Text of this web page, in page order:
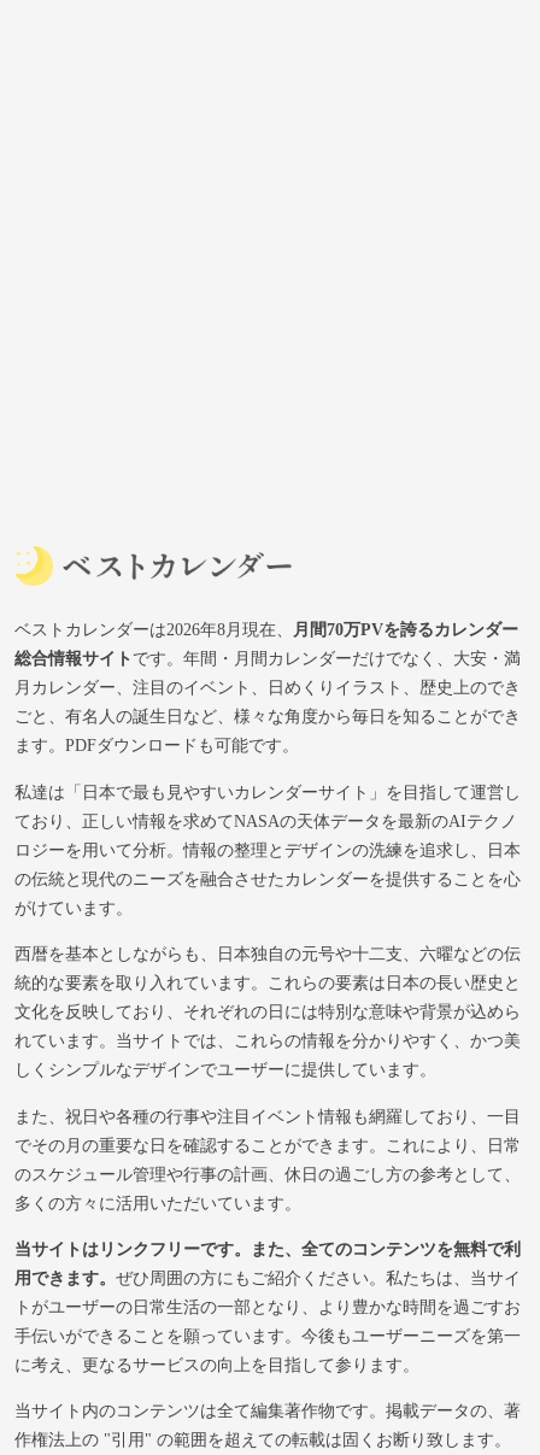
ベストカレンダーは2026年8月現在、
月間70万PVを誇るカレンダー
総合情報サイトです。年間・月間カレンダーだけでなく、大安・満
月カレンダー、注目のイベント、日めくりイラスト、歴史上のでき
ごと、有名人の誕生日など、様々な角度から毎日を知ることができ
ます。PDFダウンロードも可能です。
私達は「日本で最も見やすいカレンダーサイト」を目指して運営し
ており、正しい情報を求めてNASAの天体データを最新のAIテクノ
ロジーを用いて分析。情報の整理とデザインの洗練を追求し、日本
の伝統と現代のニーズを融合させたカレンダーを提供することを心
がけています。
西暦を基本としながらも、日本独自の元号や十二支、六曜などの伝
統的な要素を取り入れています。これらの要素は日本の長い歴史と
文化を反映しており、それぞれの日には特別な意味や背景が込めら
れています。当サイトでは、これらの情報を分かりやすく、かつ美
しくシンプルなデザインでユーザーに提供しています。
また、祝日や各種の行事や注目イベント情報も網羅しており、一目
でその月の重要な日を確認することができます。これにより、日常
のスケジュール管理や行事の計画、休日の過ごし方の参考として、
多くの方々に活用いただいています。
当サイトはリンクフリーです。また、全てのコンテンツを無料で利
用できます。 ぜひ周囲の方にもご紹介ください。私たちは、当サイ
トがユーザーの日常生活の一部となり、より豊かな時間を過ごすお
手伝いができることを願っています。今後もユーザーニーズを第一
に考え、更なるサービスの向上を目指して参ります。
当サイト内のコンテンツは全て編集著作物です。掲載データの、著
作権法上の "引用" の範囲を超えての転載は固くお断り致します。